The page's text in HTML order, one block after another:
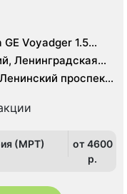
Voyadger 1.5
AS 64 - 64 среза,
Ленинградская
проспект,
(МРТ)
от 4600
p.